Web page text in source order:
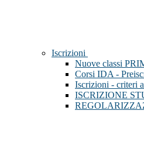
Iscrizioni
Nuove classi
Corsi IDA -
Iscrizioni - criteri
ISCRIZIONE